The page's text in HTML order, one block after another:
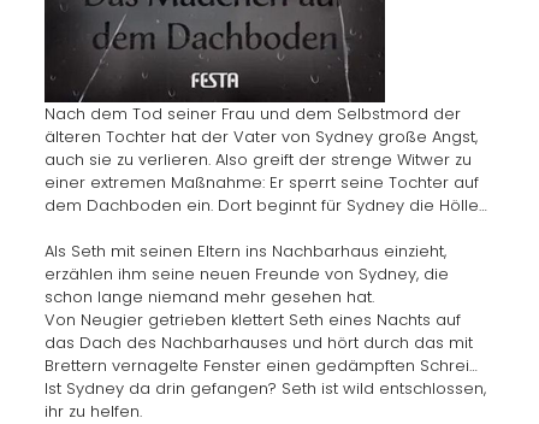
Nach dem Tod seiner Frau und dem Selbstmord der
älteren Tochter hat der Vater von Sydney große Angst,
auch sie zu verlieren. Also greift der strenge Witwer zu
einer extremen Maßnahme: Er sperrt seine Tochter auf
dem Dachboden ein. Dort beginnt für Sydney die Hölle…
Als Seth mit seinen Eltern ins Nachbarhaus einzieht,
erzählen ihm seine neuen Freunde von Sydney, die
schon lange niemand mehr gesehen hat.
Von Neugier getrieben klettert Seth eines Nachts auf
das Dach des Nachbarhauses und hört durch das mit
Brettern vernagelte Fenster einen gedämpften Schrei…
Ist Sydney da drin gefangen? Seth ist wild entschlossen,
ihr zu helfen.